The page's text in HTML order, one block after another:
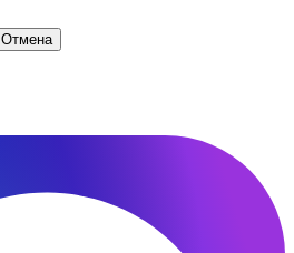
Отмена